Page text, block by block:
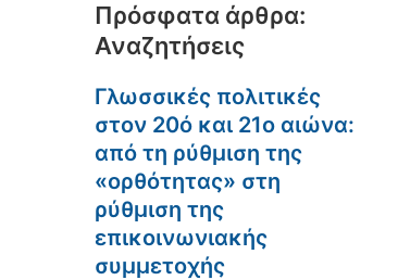
Πρόσφατα άρθρα:
Αναζητήσεις
Γλωσσικές πολιτικές
στον 20ό και 21ο αιώνα:
από τη ρύθμιση της
«ορθότητας» στη
ρύθμιση της
επικοινωνιακής
συμμετοχής